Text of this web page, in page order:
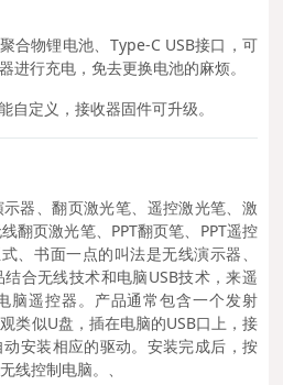
合物锂电池、Type-C USB接口，可
进行充电，免去更换电池的麻烦。
自定义，接收器固件可升级。
器、翻页激光笔、遥控激光笔、激
翻页激光笔、PPT翻页笔、PPT遥控
、书面一点的叫法是无线演示器、
合无线技术和电脑USB技术，来遥
脑遥控器。产品通常包含一个发射
类似U盘，插在电脑的USB口上，接
安装相应的驱动。安装完成后，按
线控制电脑。、